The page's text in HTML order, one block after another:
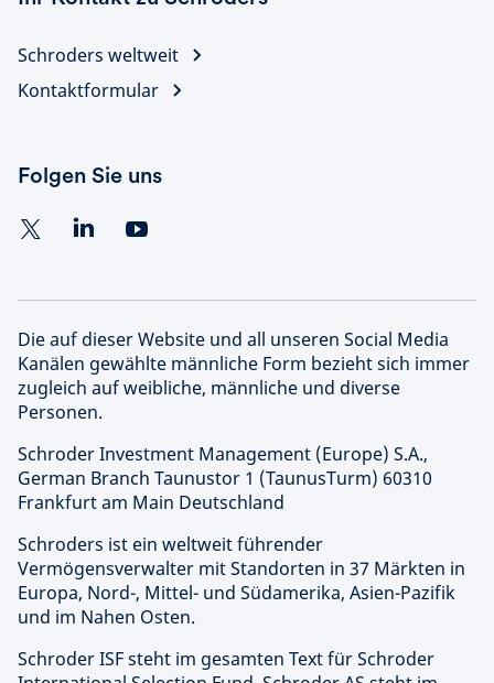
Schroders weltweit
Kontaktformular
Folgen Sie uns
Die auf dieser Website und all unseren Social Media
Kanälen gewählte männliche Form bezieht sich immer
zugleich auf weibliche, männliche und diverse
Personen.
Schroder Investment Management (Europe) S.A.,
German Branch Taunustor 1 (TaunusTurm) 60310
Frankfurt am Main Deutschland
Schroders ist ein weltweit führender
Vermögensverwalter mit Standorten in 37 Märkten in
Europa, Nord-, Mittel- und Südamerika, Asien-Pazifik
und im Nahen Osten.
Schroder ISF steht im gesamten Text für Schroder